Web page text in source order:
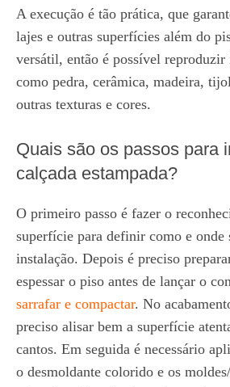
A execução é tão prática, que
lajes e outras superfícies além do
versátil, então é possível reproduzir
como pedra, cerâmica, madeira,
outras texturas e cores.
Quais são os passos para
calçada estampada?
O primeiro passo é fazer o
superfície para definir como e onde
instalação. Depois é preciso
espessar o piso antes de lançar o
sarrafar e compactar. No
preciso alisar bem a superfície
cantos. Em seguida é necessário
o desmoldante colorido e os